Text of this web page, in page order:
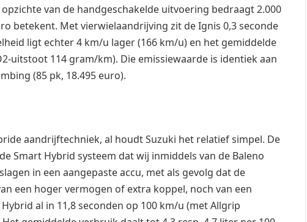
van de handgeschakelde uitvoering bedraagt 2.000
betekent. Met vierwielaandrijving zit de Ignis 0,3 seconde
ligt echter 4 km/u lager (166 km/u) en het gemiddelde
uitstoot 114 gram/km). Die emissiewaarde is identiek aan
(85 pk, 18.495 euro).
aandrijftechniek, al houdt Suzuki het relatief simpel. De
Smart Hybrid systeem dat wij inmiddels van de Baleno
in een aangepaste accu, met als gevolg dat de
een hoger vermogen of extra koppel, noch van een
al in 11,8 seconden op 100 km/u (met Allgrip